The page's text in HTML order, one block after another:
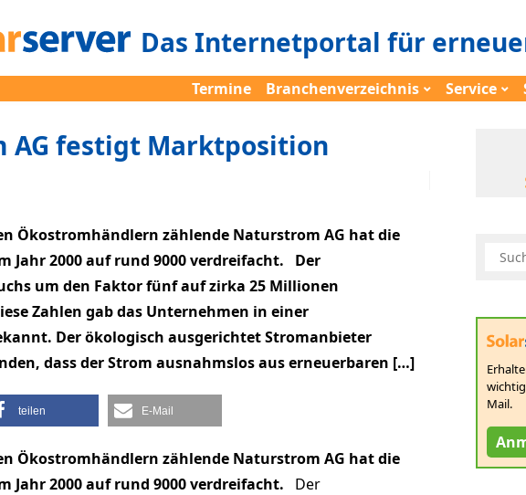
Das Internetportal für
Termine Branchenverzeichnis Service
AG festigt Marktposition
Ökostromhändlern zählende Naturstrom AG hat die
Jahr 2000 auf rund 9000 verdreifacht. Der
um den Faktor fünf auf zirka 25 Millionen
Zahlen gab das Unternehmen in einer
Der ökologisch ausgerichtet Stromanbieter
dass der Strom ausnahmslos aus erneuerbaren […]
teilen E-Mail
Ökostromhändlern zählende Naturstrom AG hat die
Jahr 2000 auf rund 9000 verdreifacht. Der
Mail.